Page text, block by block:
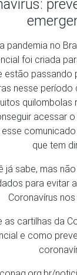
que tem
já sabe, mas
para evitar
Coronavírus
as cartilhas da
e como
conaq.org.br/
cartilhas-com-
a
da Covid-